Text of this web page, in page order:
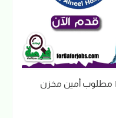
وظائف مستشفى شرق النيل 2026 | مطلوب أمين مخزن